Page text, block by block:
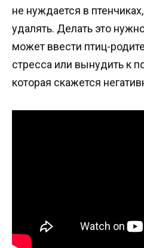
не нуждается в
удалять. Делать это
может ввести птиц-
стресса или вынудить к
которая скажется